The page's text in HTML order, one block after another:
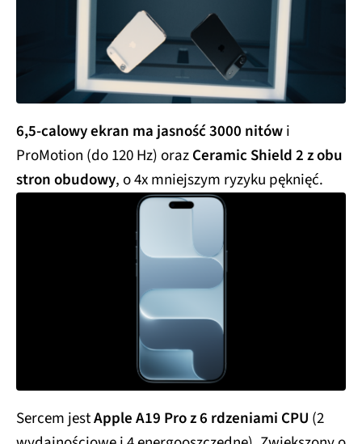
6,5-calowy ekran ma jasność 3000 nitówi
ProMotion (do 120 Hz) orazCeramic Shield 2 z obu
stron obudowy, o 4x mniejszym ryzyku pęknięć.
Sercem jestApple A19 Pro z 6 rdzeniami CPU (2